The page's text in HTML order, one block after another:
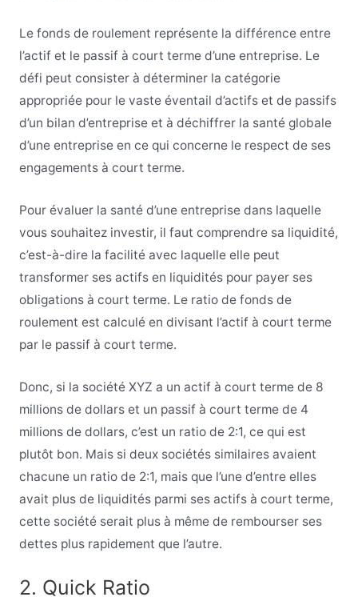
Le fonds de roulement représente la différence entre
l’actif et le passif à court terme d’une entreprise. Le
défi peut consister à déterminer la catégorie
appropriée pour le vaste éventail d’actifs et de passifs
d’un bilan d’entreprise et à déchiffrer la santé globale
d’une entreprise en ce qui concerne le respect de ses
engagements à court terme.
Pour évaluer la santé d’une entreprise dans laquelle
vous souhaitez investir, il faut comprendre sa liquidité,
c’est-à-dire la facilité avec laquelle elle peut
transformer ses actifs en liquidités pour payer ses
obligations à court terme. Le ratio de fonds de
roulement est calculé en divisant l’actif à court terme
par le passif à court terme.
Donc, si la société XYZ a un actif à court terme de 8
millions de dollars et un passif à court terme de 4
millions de dollars, c’est un ratio de 2:1, ce qui est
plutôt bon. Mais si deux sociétés similaires avaient
chacune un ratio de 2:1, mais que l’une d’entre elles
avait plus de liquidités parmi ses actifs à court terme,
cette société serait plus à même de rembourser ses
dettes plus rapidement que l’autre.
2. Quick Ratio